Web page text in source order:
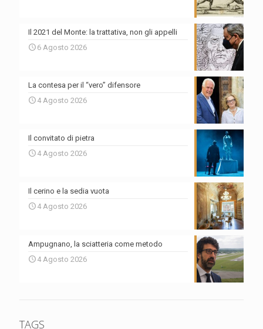
Il 2021 del Monte: la trattativa, non gli appelli
6 Agosto 2026
La contesa per il “vero” difensore
4 Agosto 2026
Il convitato di pietra
4 Agosto 2026
Il cerino e la sedia vuota
4 Agosto 2026
Ampugnano, la sciatteria come metodo
4 Agosto 2026
TAGS